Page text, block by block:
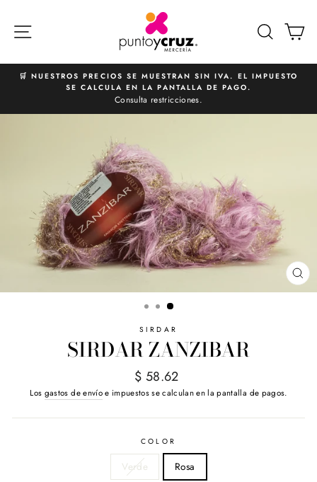
directamente
diapositivas
🛒 NUESTROS PRECIOS SE MUESTRAN SIN IVA. EL IMPUESTO
SE CALCULA EN LA PANTALLA DE PAGO.
Consulta restricciones.
SIRDAR
SIRDAR ZANZIBAR
Precio
habitual
$ 58.62
Los gastos de envíoe impuestos se calculan en la pantalla de pagos.
COLOR
Verde Rosa